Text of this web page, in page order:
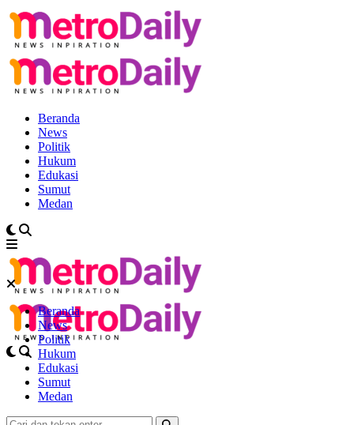
Beranda
News
Politik
Hukum
Edukasi
Sumut
Medan
Beranda
News
Politik
Hukum
Edukasi
Sumut
Medan